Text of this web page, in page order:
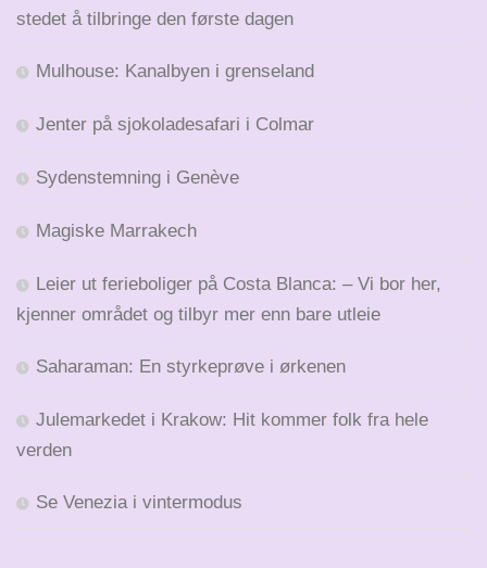
stedet å tilbringe den første dagen
Mulhouse: Kanalbyen i grenseland
Jenter på sjokoladesafari i Colmar
Sydenstemning i Genève
Magiske Marrakech
Leier ut ferieboliger på Costa Blanca: – Vi bor her,
kjenner området og tilbyr mer enn bare utleie
Saharaman: En styrkeprøve i ørkenen
Julemarkedet i Krakow: Hit kommer folk fra hele
verden
Se Venezia i vintermodus